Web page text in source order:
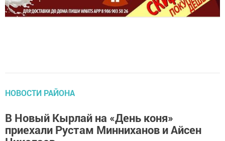
НОВОСТИ РАЙОНА
В Новый Кырлай на «День коня»
приехали Рустам Минниханов и Айсен